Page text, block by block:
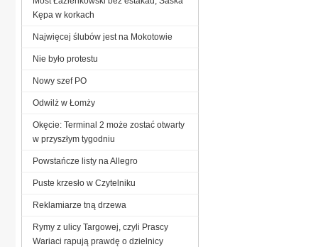
Kępa w korkach
Najwięcej ślubów jest na Mokotowie
Nie było protestu
Nowy szef PO
Odwilż w Łomży
Okęcie: Terminal 2 może zostać otwarty
w przyszłym tygodniu
Powstańcze listy na Allegro
Puste krzesło w Czytelniku
Reklamiarze tną drzewa
Rymy z ulicy Targowej, czyli Prascy
Wariaci rapują prawdę o dzielnicy